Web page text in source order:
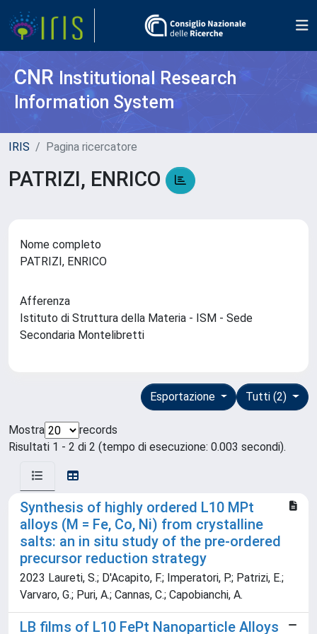
CNR Institutional Research
Information System
IRIS Pagina ricercatore
PATRIZI, ENRICO
Nome completo
PATRIZI, ENRICO
Afferenza
Istituto di Struttura della Materia - ISM - Sede
Secondaria Montelibretti
Tutti (2)
Esportazione
Mostra
records
Risultati 1 - 2 di 2 (tempo di esecuzione: 0.003 secondi).
Synthesis of highly ordered L10 MPt
alloys (M = Fe, Co, Ni) from crystalline
salts: an in situ study of the pre-ordered
precursor reduction strategy
2023 Laureti, S.; D'Acapito, F.; Imperatori, P.; Patrizi, E.;
Varvaro, G.; Puri, A.; Cannas, C.; Capobianchi, A.
LB films of L10 FePt Nanoparticle Alloys